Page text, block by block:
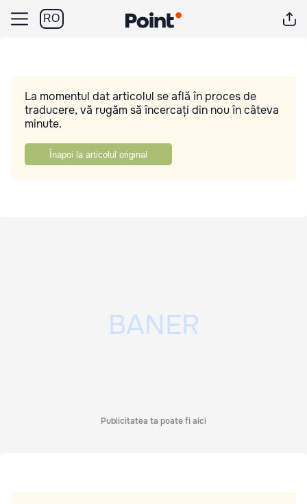
RO
La momentul dat articolul se află în proces de
traducere, vă rugăm să încercați din nou în câteva
minute.
Înapoi la articolul original
Publicitatea ta poate fi aici